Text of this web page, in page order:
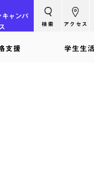
キャンパ
ス
検索 アクセス
支援 学生生活